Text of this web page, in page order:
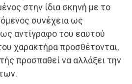
στην ίδια σκηνή με το
συνέχεια ως
αντίγραφο του εαυτού
χαρακτήρα προσθέτονται,
προσπαθεί να αλλάξει την